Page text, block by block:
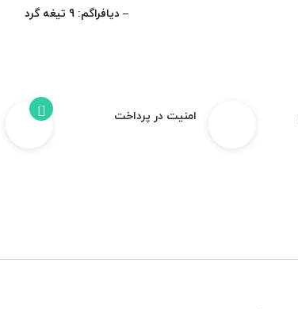
– دیافراگم: 9 تیغه گرد
امنیت در پرداخت